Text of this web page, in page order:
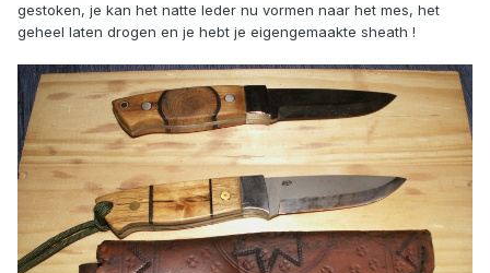
gestoken, je kan het natte leder nu vormen naar het mes, het
geheel laten drogen en je hebt je eigengemaakte sheath !